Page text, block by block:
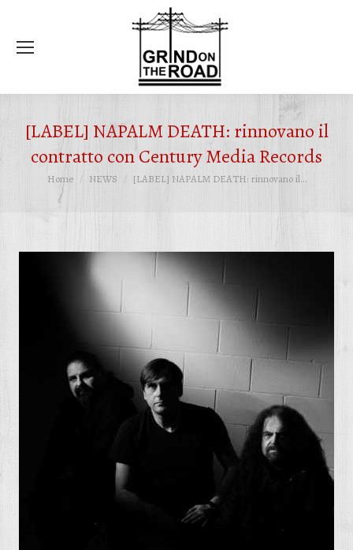
[LABEL] NAPALM DEATH: rinnovano il
contratto con Century Media Records
Tu sei qui:
Home NEWS [LABEL] NAPALM DEATH: rinnovano il…